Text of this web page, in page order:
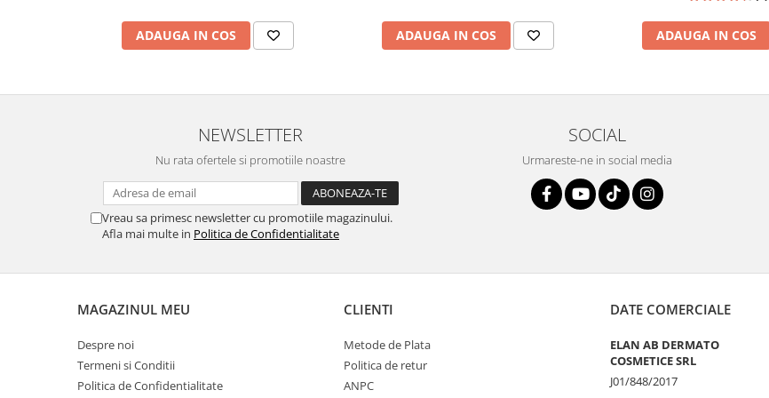
- expunerea la razele soarelui duce la aparitia ridurilor deoarece radiatiile UV distrug
fibrele de colagen si elastina din piele. Acelasi lucru se intampla si in cazul folosirii
bronzului artificial (solar);
- micsorarea oaselor si pierderea grasimii poate duce la aparitia ridurilor. Aceste
modificari din organismul nostru fac ca pielea sa “se lase” si sa nu mai fie atat de ferma.
ADAUGA IN COS ADAUGA IN COS ADAUGA IN COS
NEWSLETTER
Nu rata ofertele si promotiile noastre
Vreau sa primesc newsletter cu promotiile magazinului.
Afla mai multe in Politica de Confidentialitate
SOCIAL
Urmareste-ne in social media
MAGAZINUL MEU
Despre noi
Termeni si Conditii
Politica de Confidentialitate
CLIENTI
Metode de Plata
Politica de retur
ANPC
DATE COMERCIALE
ELAN AB DERMATO
COSMETICE SRL
J01/848/2017